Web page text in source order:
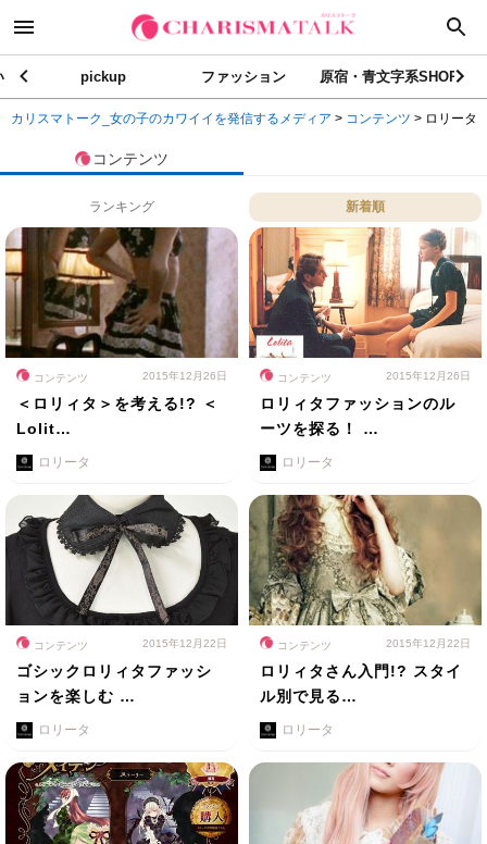
pickup ファッション 原宿・青文字系SHOP
カリスマトーク_女の子のカワイイを発信するメディア > コンテンツ > ロリータ
コンテンツ
ランキング 新着順
コンテンツ 2015年12月26日
＜ロリィタ＞を考える!? ＜
Lolit…
ロリータ
コンテンツ 2015年12月26日
ロリィタファッションのル
ーツを探る！ …
ロリータ
コンテンツ 2015年12月22日
ゴシックロリィタファッシ
ョンを楽しむ …
ロリータ
コンテンツ 2015年12月22日
ロリィタさん入門!? スタイ
ル別で見る…
ロリータ